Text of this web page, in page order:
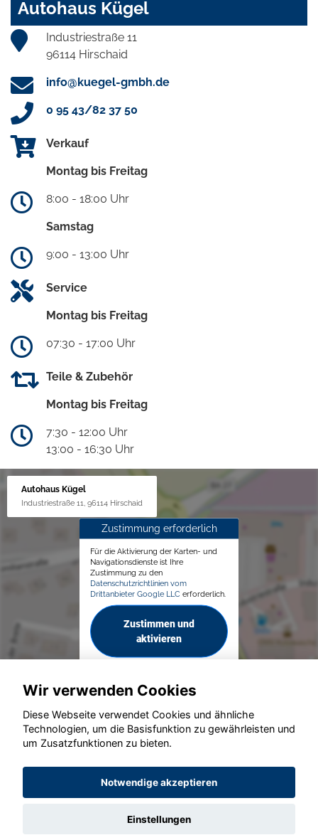
Autohaus Kügel
Industriestraße 11
96114 Hirschaid
info@kuegel-gmbh.de
0 95 43/82 37 50
Verkauf
Montag bis Freitag
8:00 - 18:00 Uhr
Samstag
9:00 - 13:00 Uhr
Service
Montag bis Freitag
07:30 - 17:00 Uhr
Teile & Zubehör
Montag bis Freitag
7:30 - 12:00 Uhr
13:00 - 16:30 Uhr
Autohaus Kügel
Industriestraße 11, 96114 Hirschaid
Zustimmung erforderlich
Für die Aktivierung der Karten- und
Navigationsdienste ist Ihre
Zustimmung zu den
Datenschutzrichtlinien vom
Drittanbieter Google LLC erforderlich.
Zustimmen und
aktivieren
© konjunkturmotor.de GmbH 2020 - 2026
Wir verwenden Cookies
Diese Webseite verwendet Cookies und ähnliche
Technologien, um die Basisfunktion zu gewährleisten und
um Zusatzfunktionen zu bieten.
Notwendige akzeptieren
Einstellungen